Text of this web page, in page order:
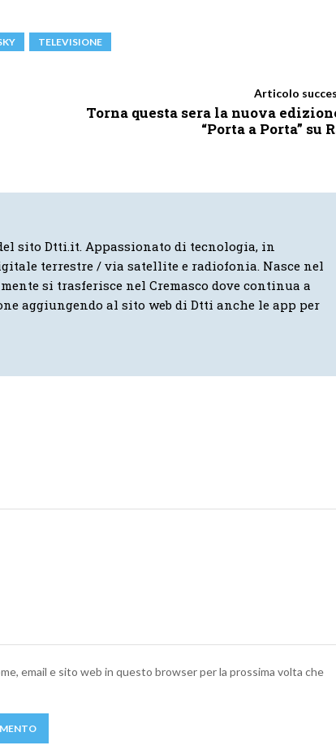
TELEVISIONE
Articolo
Torna questa sera la nuova
“Porta a Porta” su
sito Dtti.it. Appassionato di tecnologia, in
terrestre / via satellite e radiofonia. Nasce nel
si trasferisce nel Cremasco dove continua a
aggiungendo al sito web di Dtti anche le app per
email e sito web in questo browser per la prossima volta che